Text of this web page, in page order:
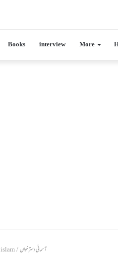
Books interview More
islam/آسمانی دستر خوان